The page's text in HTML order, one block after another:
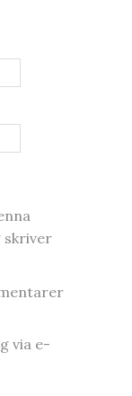
skriver
via e-